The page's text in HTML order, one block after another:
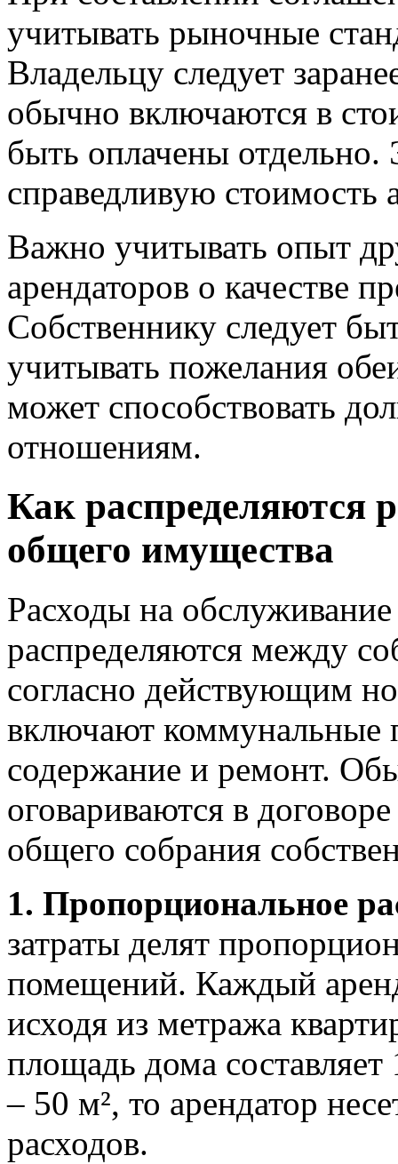
учитывать рыночные
Владельцу следует
обычно включаются в
быть оплачены
справедливую стоимость
Важно учитывать опыт
арендаторов о качестве
Собственнику следует
учитывать пожелания
может способствовать
отношениям.
Как распределяются
общего имущества
Расходы на
распределяются между
согласно действующим
включают коммунальные
содержание и ремонт.
оговариваются в
общего собрания
1. Пропорциональное
затраты делят
помещений. Каждый
исходя из метража
площадь дома составляет
– 50 м², то арендатор
расходов.